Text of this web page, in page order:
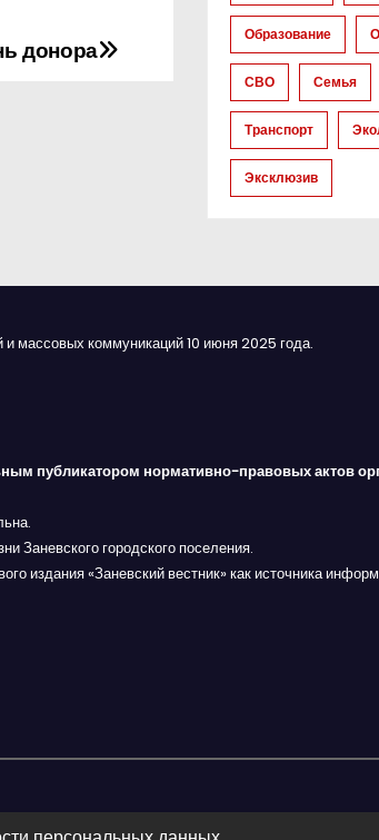
донора
Образование
СВО Семья
Транспорт
Эксклюзив
и массовых коммуникаций 10 июня 2025 года.
публикатором нормативно-правовых актов
Заневского городского поселения.
издания «Заневский вестник» как источника